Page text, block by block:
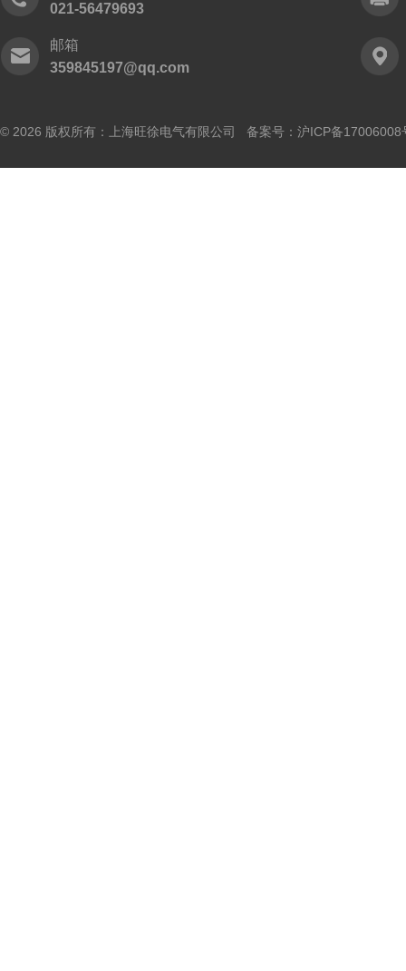
021-56479693
邮箱
359845197@qq.com
© 2026 版权所有：上海旺徐电气有限公司 备案号： 沪ICP备17006008